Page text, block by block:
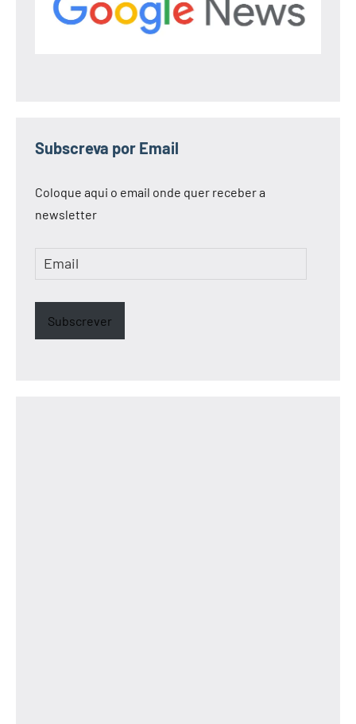
Subscreva por Email
Coloque aqui o email onde quer receber a
newsletter
Email
Subscrever